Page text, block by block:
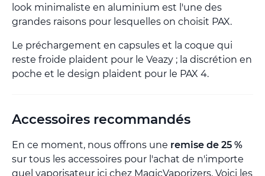
look minimaliste en aluminium est l'une des
grandes raisons pour lesquelles on choisit PAX.
Le préchargement en capsules et la coque qui
reste froide plaident pour le Veazy ; la discrétion en
poche et le design plaident pour le PAX 4.
Accessoires recommandés
En ce moment, nous offrons une remise de 25 %
sur tous les accessoires pour l'achat de n'importe
quel vaporisateur ici chez MagicVaporizers. Voici les